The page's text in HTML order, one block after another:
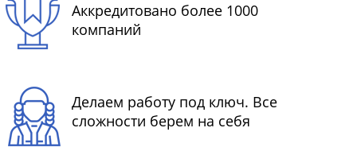
Аккредитовано более 1000
компаний
Делаем работу под ключ. Все
сложности берем на себя